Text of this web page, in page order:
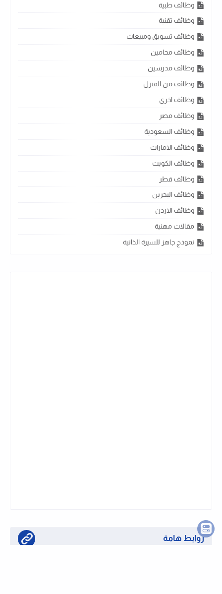
وظائف طبية
وظائف تقنية
وظائف تسويق ومبيعات
وظائف محامين
وظائف مدرسين
وظائف من المنزل
وظائف اخرى
وظائف مصر
وظائف السعودية
وظائف الامارات
وظائف الكويت
وظائف قطر
وظائف البحرين
وظائف الاردن
مقالات مهنية
نموذج جاهز للسيرة الذاتية
روابط هامة